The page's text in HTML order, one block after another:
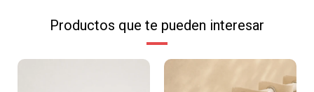
Productos que te pueden interesar